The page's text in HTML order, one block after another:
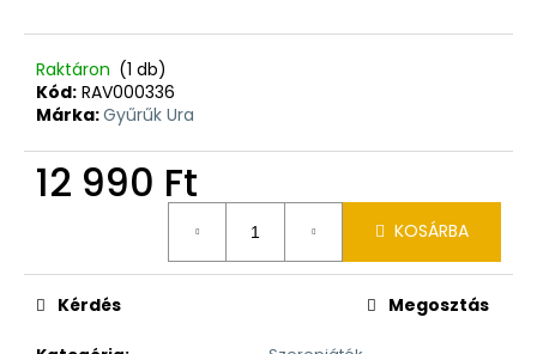
Raktáron (1 db)
Kód: RAV000336
Márka:Gyűrűk Ura
12 990 Ft
KOSÁRBA
Kérdés Megosztás